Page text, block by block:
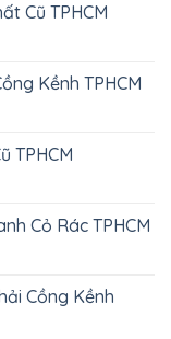
Cũ TPHCM
Kềnh TPHCM
TPHCM
Cỏ Rác TPHCM
Cồng Kềnh